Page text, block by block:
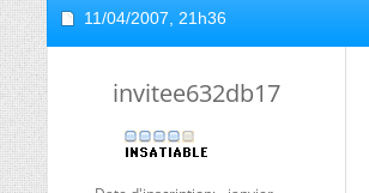
11/04/2007, 21h36
invitee632db17